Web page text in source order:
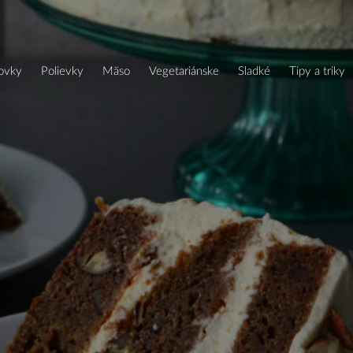
polievky mäso vegetariánske sladké tipy a triky